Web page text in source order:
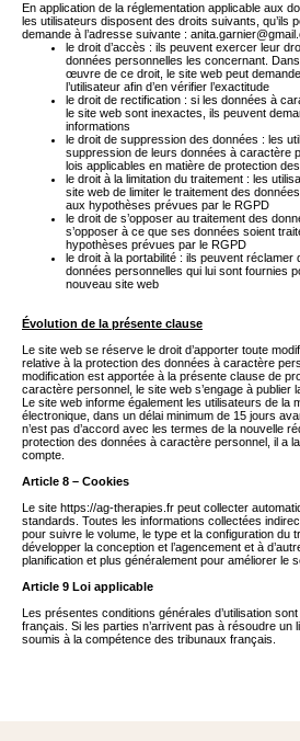
En application de la réglementation applicable aux
les utilisateurs disposent des droits suivants, qu’ils
demande à l’adresse suivante :
le droit d’accès : ils peuvent exercer leur
données personnelles les concernant.
œuvre de ce droit, le site web peut
l’utilisateur afin d’en vérifier l’exactitude
le droit de rectification : si les données à
le site web sont inexactes, ils peuvent
informations
le droit de suppression des données : les
suppression de leurs données à caractère
lois applicables en matière de protection
le droit à la limitation du traitement : les
site web de limiter le traitement des
aux hypothèses prévues par le RGPD
le droit de s’opposer au traitement des
s’opposer à ce que ses données soient
hypothèses prévues par le RGPD
le droit à la portabilité : ils peuvent réclamer
données personnelles qui lui sont fournies
nouveau site web
Évolution de la présente clause
Le site web se réserve le droit d’apporter toute
relative à la protection des données à caractère
modification est apportée à la présente clause de
caractère personnel, le site web s’engage à publier
Le site web informe également les utilisateurs de la
électronique, dans un délai minimum de 15 jours
n’est pas d’accord avec les termes de la nouvelle
protection des données à caractère personnel, il a
compte.
Article 8 – Cookies
Le site https://ag-therapies.fr peut collecter
standards. Toutes les informations collectées
pour suivre le volume, le type et la configuration du
développer la conception et l’agencement et à
planification et plus généralement pour améliorer le
Article 9 Loi applicable
Les présentes conditions générales d’utilisation
français. Si les parties n’arrivent pas à résoudre un
soumis à la compétence des tribunaux français.